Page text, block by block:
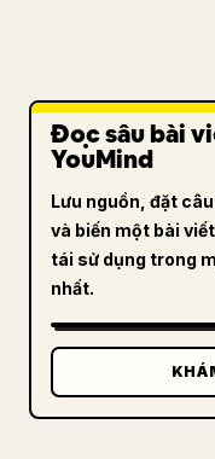
Đọc sâu bài
YouMind
Lưu nguồn, đặt
và biến một bài
tái sử dụng trong
nhất.